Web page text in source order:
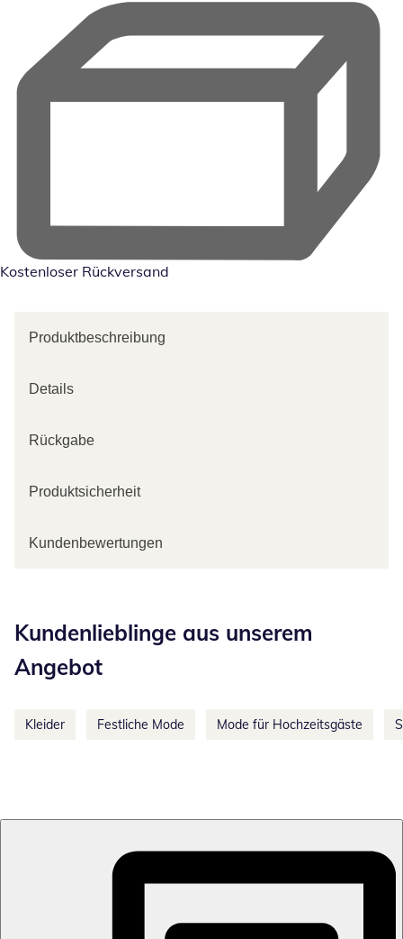
Kostenloser Rückversand
Produktbeschreibung
Details
Rückgabe
Produktsicherheit
Kundenbewertungen
Kundenlieblinge aus unserem
Angebot
Kleider Festliche Mode Mode für Hochzeitsgäste